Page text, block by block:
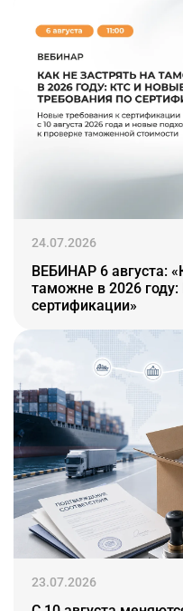
24.07.2026
ВЕБИНАР 6 августа:
таможне в 2026
сертификации»
23.07.2026